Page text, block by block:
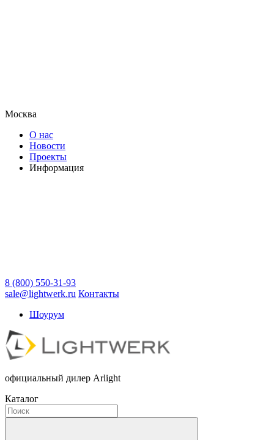
Москва
О нас
Новости
Проекты
Информация
8 (800) 550-31-93
sale@lightwerk.ru Контакты
Шоурум
официальный дилер Arlight
Каталог